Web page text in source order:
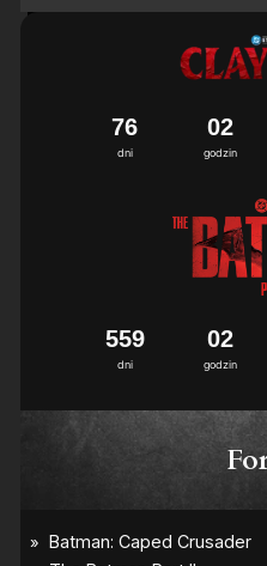
dni
76
godzin
02
dni
559
godzin
02